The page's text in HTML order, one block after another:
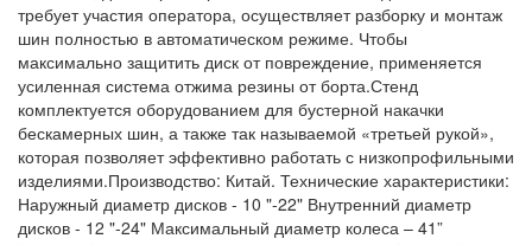
требует участия оператора, осуществляет разборку и монтаж
шин полностью в автоматическом режиме. Чтобы
максимально защитить диск от повреждение, применяется
усиленная система отжима резины от борта.Стенд
комплектуется оборудованием для бустерной накачки
бескамерных шин, а также так называемой «третьей рукой»,
которая позволяет эффективно работать с низкопрофильными
изделиями.Производство: Китай. Технические характеристики:
Наружный диаметр дисков - 10 "-22" Внутренний диаметр
дисков - 12 "-24" Максимальный диаметр колеса – 41”